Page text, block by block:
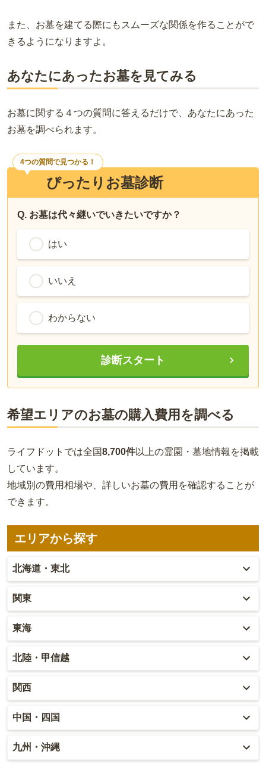
また、お墓を建てる際にもスムーズな関係を作ることがで
きるようになりますよ。
あなたにあったお墓を見てみる
お墓に関する４つの質問に答えるだけで、あなたにあった
お墓を調べられます。
ぴったりお墓診断
4つの質問で見つかる！
Q. お墓は代々継いでいきたいですか？
はい
いいえ
わからない
診断スタート
希望エリアのお墓の購入費用を調べる
ライフドットでは全国8,700件以上の霊園・墓地情報を掲載
しています。
地域別の費用相場や、詳しいお墓の費用を確認することが
できます。
エリアから探す
北海道・東北
北海道
青森
岩手
山形
宮城
福島
関東
東京
神奈川
千葉
茨城
栃木
東海
愛知
岐阜
三重
北陸・甲信越
富山
石川
山梨
関西
大阪
兵庫
中国・四国
岡山
九州・沖縄